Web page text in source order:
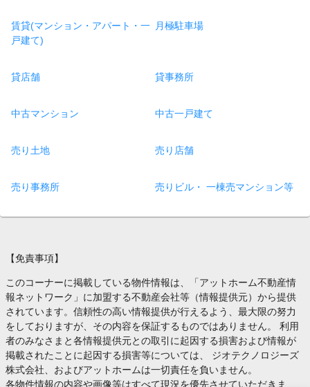
賃貸(マンション・アパート・一
戸建て)
月極駐車場
貸店舗 貸事務所
中古マンション 中古一戸建て
売り土地 売り店舗
売り事務所 売りビル・ 一棟売マンション等
【免責事項】
このコーナーに掲載している物件情報は、「アットホーム不動産情
報ネットワーク」に加盟する不動産会社等（情報提供元）から提供
されています。信頼性の高い情報提供が行えるよう、最大限の努力
をしておりますが、その内容を保証するものではありません。 利用
者のみなさまと各情報提供元との取引に起因する損害および情報が
掲載されたことに起因する損害等については、 ジオテクノロジーズ
株式会社、およびアットホームは一切責任を負いません。
各物件情報の内容や画像等はすべて現況を優先させていただきま